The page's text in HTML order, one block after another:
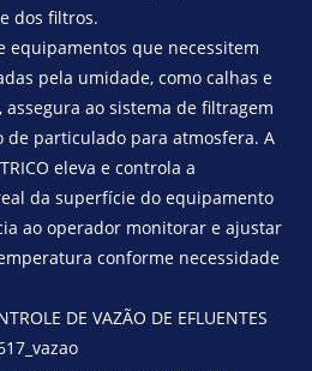
dos filtros.
equipamentos que necessitem
pela umidade, como calhas e
ao sistema de filtragem
de particulado para atmosfera. A
eleva e controla a
da superfície do equipamento
ao operador monitorar e ajustar
conforme necessidade
DE VAZÃO DE EFLUENTES